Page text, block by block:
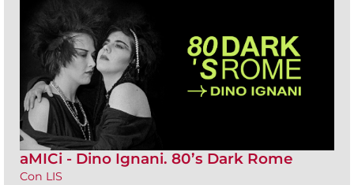
aMICi - Dino Ignani. 80’s Dark Rome
Con LIS